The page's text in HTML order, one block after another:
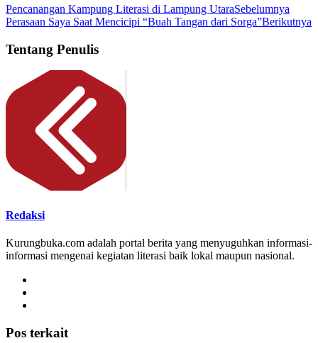
Pencanangan Kampung Literasi di Lampung UtaraSebelumnya
Perasaan Saya Saat Mencicipi “Buah Tangan dari Sorga”Berikutnya
Tentang Penulis
Redaksi
Kurungbuka.com adalah portal berita yang menyuguhkan informasi-
informasi mengenai kegiatan literasi baik lokal maupun nasional.
Pos terkait